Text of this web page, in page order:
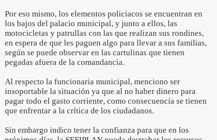
Por eso mismo, los elementos policiacos se encuentran en
los bajos del palacio municipal, y junto a ellos, las
motocicletas y patrullas con las que realizan sus rondines,
en espera de que les paguen algo para llevar a sus familias,
según se puede observar en las cartulinas que tienen
pegadas afuera de la comandancia.
Al respecto la funcionaria municipal, menciono ser
insoportable la situación ya que al no haber dinero para
pagar todo el gasto corriente, como consecuencia se tienen
que enfrentar a la crítica de los ciudadanos.
Sin embargo indico tener la confianza para que en los